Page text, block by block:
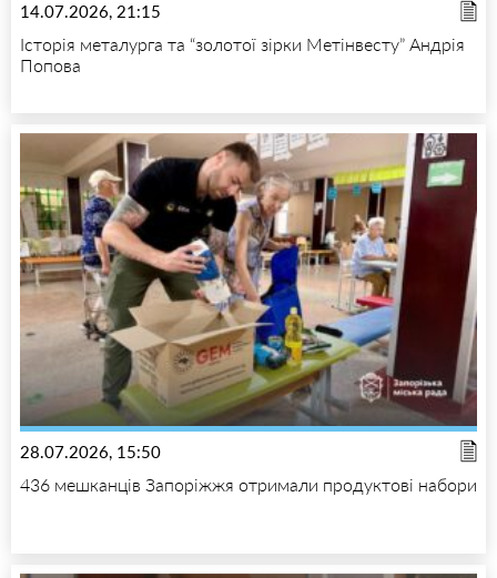
14.07.2026, 21:15
Історія металурга та “золотої зірки Метінвесту” Андрія
Попова
28.07.2026, 15:50
436 мешканців Запоріжжя отримали продуктові набори